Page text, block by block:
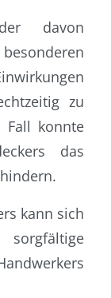
davon
zu
Fall konnte
das
kann sich